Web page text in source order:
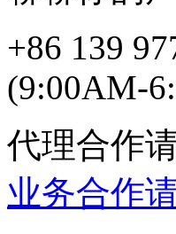
+86 139
(9:00AM-
代理合作
业务合作